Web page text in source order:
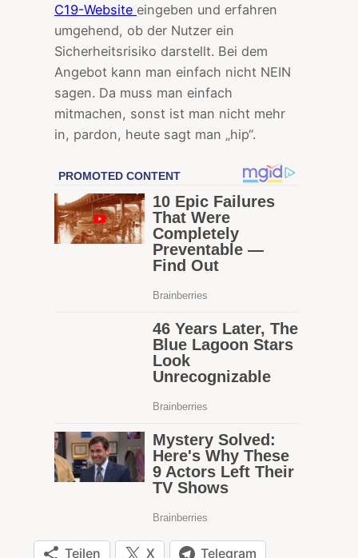
C19-Website eingeben und erfahren
umgehend, ob der Nutzer ein
Sicherheitsrisiko darstellt. Bei dem
Angebot kann man einfach nicht NEIN
sagen. Da muss man einfach
mitmachen, sonst ist man nicht mehr
in, pardon, heute sagt man „hip“.
Teilen X
Telegram